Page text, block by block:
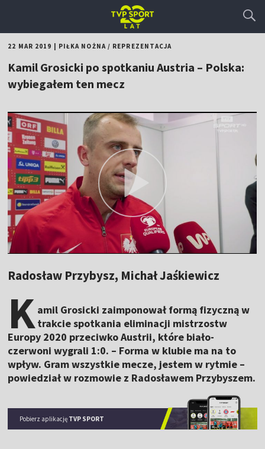
22 MAR 2019 PIŁKA NOŻNA/ REPREZENTACJA
Kamil Grosicki po spotkaniu Austria – Polska:
wybiegałem ten mecz
Radosław Przybysz, Michał Jaśkiewicz
Kamil Grosicki zaimponował formą fizyczną w
trakcie spotkania eliminacji mistrzostw
Europy 2020 przeciwko Austrii, które biało-
czerwoni wygrali 1:0. – Forma w klubie ma na to
wpływ. Gram wszystkie mecze, jestem w rytmie –
powiedział w rozmowie z Radosławem Przybyszem.
Pobierz aplikację TVP SPORT